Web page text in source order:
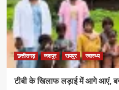
छत्तीसगढ़ जशपुर रायपुर स्वास्थ्य
टीबी के खिलाफ लड़ाई में आगे आएं,